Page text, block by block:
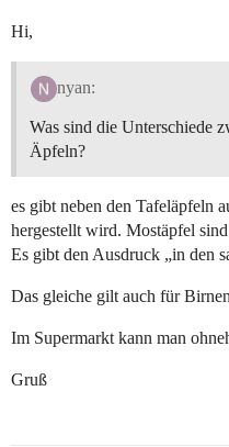
Hi,
nyan:
Was sind die Unterschiede
Äpfeln?
es gibt neben den Tafeläpfeln
hergestellt wird. Mostäpfel
Es gibt den Ausdruck „in den
Das gleiche gilt auch für
Im Supermarkt kann man
Gruß